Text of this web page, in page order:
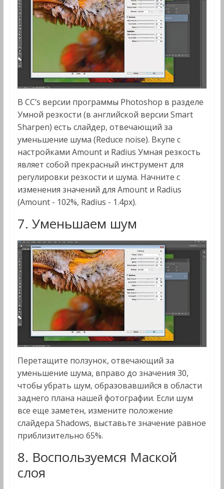
В CC’s версии программы Photoshop в разделе
Умной резкости (в английской версии Smart
Sharpen) есть слайдер, отвечающий за
уменьшение шума (Reduce noise). Вкупе с
настройками Amount и Radius Умная резкость
являет собой прекрасный инструмент для
регулировки резкости и шума. Начните с
изменения значений для Amount и Radius
(Amount - 102%, Radius - 1.4px).
7. Уменьшаем шум
Перетащите ползунок, отвечающий за
уменьшение шума, вправо до значения 30,
чтобы убрать шум, образовавшийся в области
заднего плана нашей фотографии. Если шум
все еще заметен, измените положение
слайдера Shadows, выставьте значение равное
приблизительно 65%.
8. Воспользуемся Маской
слоя